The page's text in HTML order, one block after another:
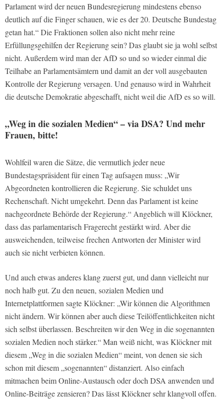
Parlament wird der neuen Bundesregierung mindestens ebenso
deutlich auf die Finger schauen, wie es der 20. Deutsche Bundestag
getan hat.“ Die Fraktionen sollen also nicht mehr reine
Erfüllungsgehilfen der Regierung sein? Das glaubt sie ja wohl selbst
nicht. Außerdem wird man der AfD so und so wieder einmal die
Teilhabe an Parlamentsämtern und damit an der voll ausgebauten
Kontrolle der Regierung versagen. Und genauso wird in Wahrheit
die deutsche Demokratie abgeschafft, nicht weil die AfD es so will.
„Weg in die sozialen Medien“ – via DSA? Und mehr
Frauen, bitte!
Wohlfeil waren die Sätze, die vermutlich jeder neue
Bundestagspräsident für einen Tag aufsagen muss: „Wir
Abgeordneten kontrollieren die Regierung. Sie schuldet uns
Rechenschaft. Nicht umgekehrt. Denn das Parlament ist keine
nachgeordnete Behörde der Regierung.“ Angeblich will Klöckner,
dass das parlamentarisch Fragerecht gestärkt wird. Aber die
ausweichenden, teilweise frechen Antworten der Minister wird
auch sie nicht verbieten können.
Und auch etwas anderes klang zuerst gut, und dann vielleicht nur
noch halb gut. Zu den neuen, sozialen Medien und
Internetplattformen sagte Klöckner: „Wir können die Algorithmen
nicht ändern. Wir können aber auch diese Teilöffentlichkeiten nicht
sich selbst überlassen. Beschreiten wir den Weg in die sogenannten
sozialen Medien noch stärker.“ Man weiß nicht, was Klöckner mit
diesem „Weg in die sozialen Medien“ meint, von denen sie sich
schon mit diesem „sogenannten“ distanziert. Also einfach
mitmachen beim Online-Austausch oder doch DSA anwenden und
Online-Beiträge zensieren? Das lässt Klöckner sehr klangvoll offen.